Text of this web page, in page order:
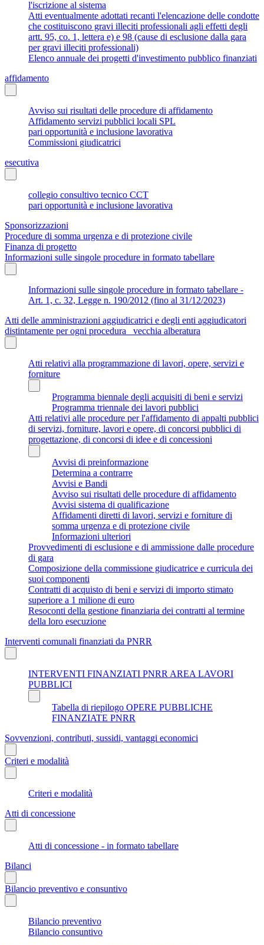
l'iscrizione al sistema
Atti eventualmente adottati recanti l'elencazione delle condotte
che costituiscono gravi illeciti professionali agli effetti degli
artt. 95, co. 1, lettera e) e 98 (cause di esclusione dalla gara
per gravi illeciti professionali)
Elenco annuale dei progetti d'investimento pubblico finanziati
affidamento
Avviso sui risultati delle procedure di affidamento
Affidamento servizi pubblici locali SPL
pari opportunità e inclusione lavorativa
Commissioni giudicatrici
esecutiva
collegio consultivo tecnico CCT
pari opportunità e inclusione lavorativa
Sponsorizzazioni
Procedure di somma urgenza e di protezione civile
Finanza di progetto
Informazioni sulle singole procedure in formato tabellare
Informazioni sulle singole procedure in formato tabellare -
Art. 1, c. 32, Legge n. 190/2012 (fino al 31/12/2023)
Atti delle amministrazioni aggiudicatrici e degli enti aggiudicatori
distintamente per ogni procedura_ vecchia alberatura
Atti relativi alla programmazione di lavori, opere, servizi e
forniture
Programma biennale degli acquisiti di beni e servizi
Programma triennale dei lavori pubblici
Atti relativi alle procedure per l'affidamento di appalti pubblici
di servizi, forniture, lavori e opere, di concorsi pubblici di
progettazione, di concorsi di idee e di concessioni
Avvisi di preinformazione
Determina a contrarre
Avvisi e Bandi
Avviso sui risultati delle procedure di affidamento
Avvisi sistema di qualificazione
Affidamenti diretti di lavori, servizi e forniture di
somma urgenza e di protezione civile
Informazioni ulteriori
Provvedimenti di esclusione e di ammissione dalle procedure
di gara
Composizione della commissione giudicatrice e curricula dei
suoi componenti
Contratti di acquisto di beni e servizi di importo stimato
superiore a 1 milione di euro
Resoconti della gestione finanziaria dei contratti al termine
della loro esecuzione
Interventi comunali finanziati da PNRR
INTERVENTI FINANZIATI PNRR AREA LAVORI
PUBBLICI
Tabella di riepilogo OPERE PUBBLICHE
FINANZIATE PNRR
Sovvenzioni, contributi, sussidi, vantaggi economici
Criteri e modalità
Criteri e modalità
Atti di concessione
Atti di concessione - in formato tabellare
Bilanci
Bilancio preventivo e consuntivo
Bilancio preventivo
Bilancio consuntivo